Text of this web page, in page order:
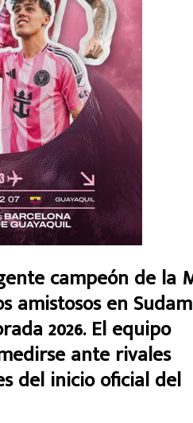
campeón de la
amistosos en
2026. El equipo
ante rivales
del inicio oficial del